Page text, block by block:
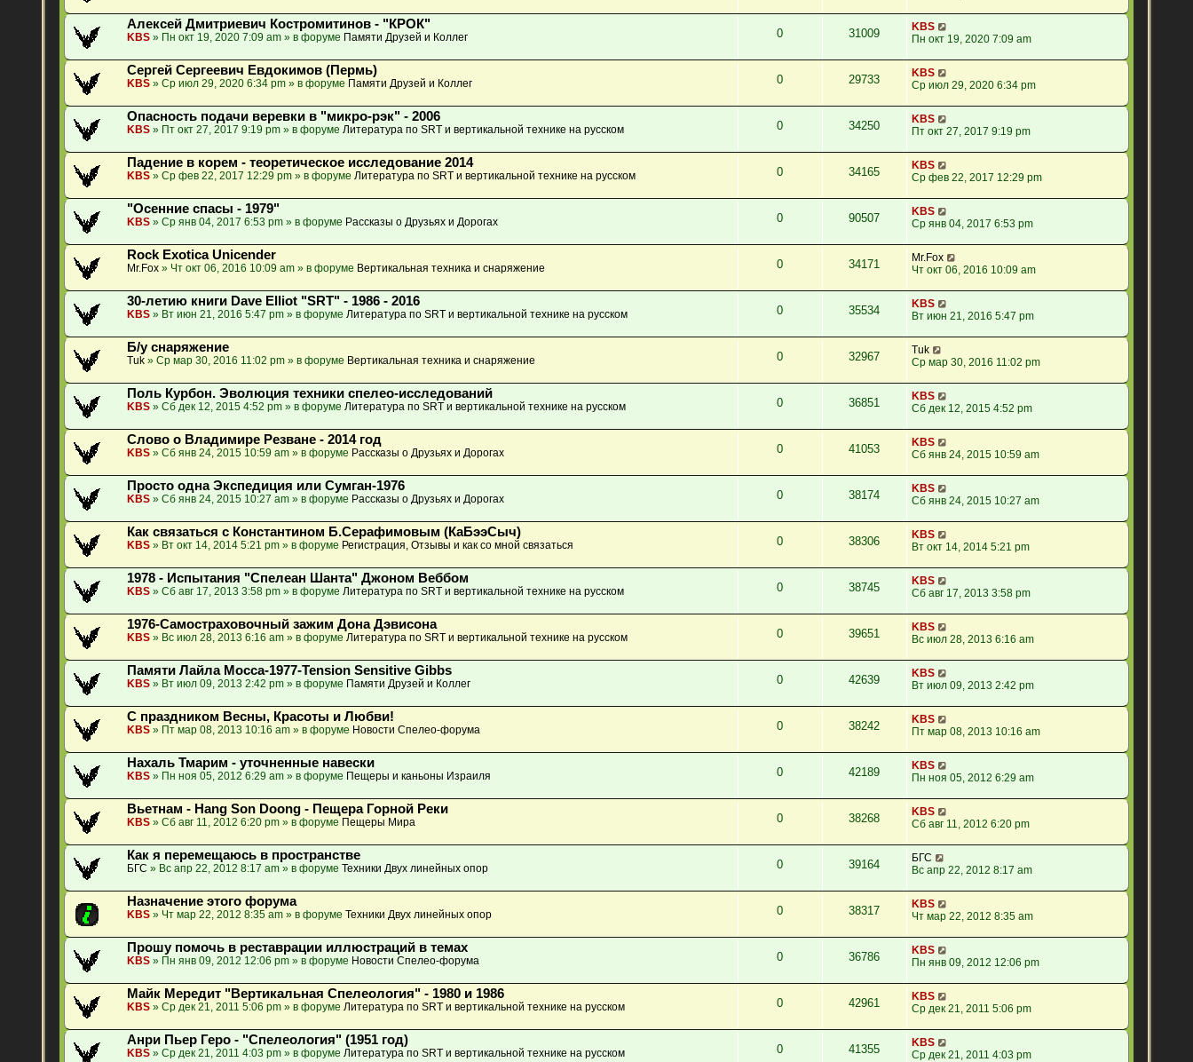
Алексей Дмитриевич Костромитинов - "КРОК"
KBS » Пн окт 19, 2020 7:09 am » в форуме Памяти Друзей и Коллег 0 31009
KBS
Пн окт 19, 2020 7:09 am
Сергей Сергеевич Евдокимов (Пермь)
KBS » Ср июл 29, 2020 6:34 pm » в форуме Памяти Друзей и Коллег 0 29733
KBS
Ср июл 29, 2020 6:34 pm
Опасность подачи веревки в "микро-рэк" - 2006
KBS » Пт окт 27, 2017 9:19 pm » в форуме Литература по SRT и вертикальной технике на русском 0 34250
KBS
Пт окт 27, 2017 9:19 pm
Падение в корем - теоретическое исследование 2014
KBS » Ср фев 22, 2017 12:29 pm » в форуме Литература по SRT и вертикальной технике на русском 0 34165
KBS
Ср фев 22, 2017 12:29 pm
"Осенние спасы - 1979"
KBS » Ср янв 04, 2017 6:53 pm » в форуме Рассказы о Друзьях и Дорогах 0 90507
KBS
Ср янв 04, 2017 6:53 pm
Rock Exotica Unicender
Mr.Fox » Чт окт 06, 2016 10:09 am » в форуме Вертикальная техника и снаряжение 0 34171
Mr.Fox
Чт окт 06, 2016 10:09 am
30-летию книги Dave Elliot "SRT" - 1986 - 2016
KBS » Вт июн 21, 2016 5:47 pm » в форуме Литература по SRT и вертикальной технике на русском 0 35534
KBS
Вт июн 21, 2016 5:47 pm
Б/у снаряжение
Tuk » Ср мар 30, 2016 11:02 pm » в форуме Вертикальная техника и снаряжение 0 32967
Tuk
Ср мар 30, 2016 11:02 pm
Поль Курбон. Эволюция техники спелео-исследований
KBS » Сб дек 12, 2015 4:52 pm » в форуме Литература по SRT и вертикальной технике на русском 0 36851
KBS
Сб дек 12, 2015 4:52 pm
Слово о Владимире Резване - 2014 год
KBS » Сб янв 24, 2015 10:59 am » в форуме Рассказы о Друзьях и Дорогах 0 41053
KBS
Сб янв 24, 2015 10:59 am
Просто одна Экспедиция или Сумган-1976
KBS » Сб янв 24, 2015 10:27 am » в форуме Рассказы о Друзьях и Дорогах 0 38174
KBS
Сб янв 24, 2015 10:27 am
Как связаться с Константином Б.Серафимовым (КаБээСыч)
KBS » Вт окт 14, 2014 5:21 pm » в форуме Регистрация, Отзывы и как со мной связаться 0 38306
KBS
Вт окт 14, 2014 5:21 pm
1978 - Испытания "Спелеан Шанта" Джоном Веббом
KBS » Сб авг 17, 2013 3:58 pm » в форуме Литература по SRT и вертикальной технике на русском 0 38745
KBS
Сб авг 17, 2013 3:58 pm
1976-Самостраховочный зажим Дона Дэвисона
KBS » Вс июл 28, 2013 6:16 am » в форуме Литература по SRT и вертикальной технике на русском 0 39651
KBS
Вс июл 28, 2013 6:16 am
Памяти Лайла Мосса-1977-Tension Sensitive Gibbs
KBS » Вт июл 09, 2013 2:42 pm » в форуме Памяти Друзей и Коллег 0 42639
KBS
Вт июл 09, 2013 2:42 pm
С праздником Весны, Красоты и Любви!
KBS » Пт мар 08, 2013 10:16 am » в форуме Новости Спелео-форума 0 38242
KBS
Пт мар 08, 2013 10:16 am
Нахаль Тмарим - уточненные навески
KBS » Пн ноя 05, 2012 6:29 am » в форуме Пещеры и каньоны Израиля 0 42189
KBS
Пн ноя 05, 2012 6:29 am
Вьетнам - Hang Son Doong - Пещера Горной Реки
KBS » Сб авг 11, 2012 6:20 pm » в форуме Пещеры Мира 0 38268
KBS
Сб авг 11, 2012 6:20 pm
Как я перемещаюсь в пространстве
БГС » Вс апр 22, 2012 8:17 am » в форумеТехники Двух линейных опор 0 39164
БГС
Вс апр 22, 2012 8:17 am
Назначение этого форума
KBS » Чт мар 22, 2012 8:35 am » в форумеТехники Двух линейных опор 0 38317
KBS
Чт мар 22, 2012 8:35 am
Прошу помочь в реставрации иллюстраций в темах
KBS » Пн янв 09, 2012 12:06 pm » в форуме Новости Спелео-форума 0 36786
KBS
Пн янв 09, 2012 12:06 pm
Майк Мередит "Вертикальная Спелеология" - 1980 и 1986
KBS » Ср дек 21, 2011 5:06 pm » в форуме Литература по SRT и вертикальной технике на русском 0 42961
KBS
Ср дек 21, 2011 5:06 pm
Анри Пьер Геро - "Спелеология" (1951 год)
KBS » Ср дек 21, 2011 4:03 pm » в форуме Литература по SRT и вертикальной технике на русском 0 41355
KBS
Ср дек 21, 2011 4:03 pm